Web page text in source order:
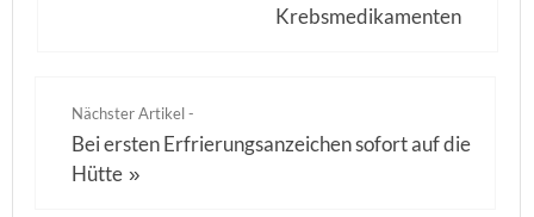
Krebsmedikamenten
Nächster Artikel -
Bei ersten Erfrierungsanzeichen sofort auf die
Hütte »